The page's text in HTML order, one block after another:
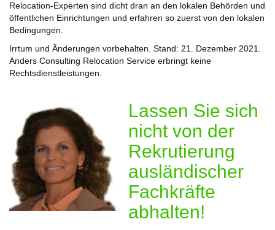
Relocation-Experten sind dicht dran an den lokalen Behörden und
öffentlichen Einrichtungen und erfahren so zuerst von den lokalen
Bedingungen.
Irrtum und Änderungen vorbehalten. Stand: 21. Dezember 2021.
Anders Consulting Relocation Service erbringt keine
Rechtsdienstleistungen.
Lassen Sie sich
nicht von der
Rekrutierung
ausländischer
Fachkräfte
abhalten!